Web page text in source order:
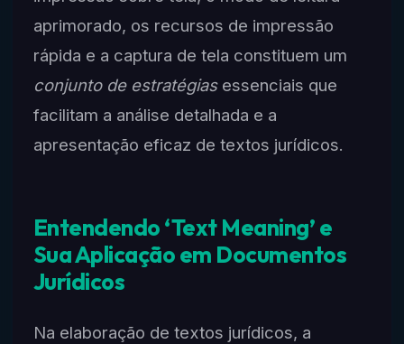
aprimorado, os recursos de impressão
rápida e a captura de tela constituem um
conjunto de estratégiasessenciais que
facilitam a análise detalhada e a
apresentação eficaz de textos jurídicos.
Entendendo ‘Text Meaning’ e
Sua Aplicação em Documentos
Jurídicos
Na elaboração de textos jurídicos, a